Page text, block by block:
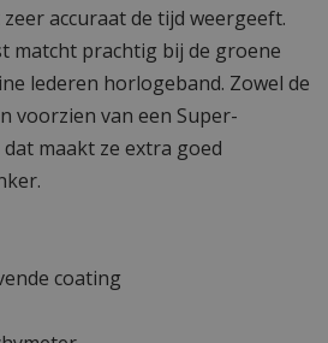
accuraat de tijd weergeeft.
matcht prachtig bij de groene
lederen horlogeband. Zowel de
voorzien van een Super-
maakt ze extra goed
coating